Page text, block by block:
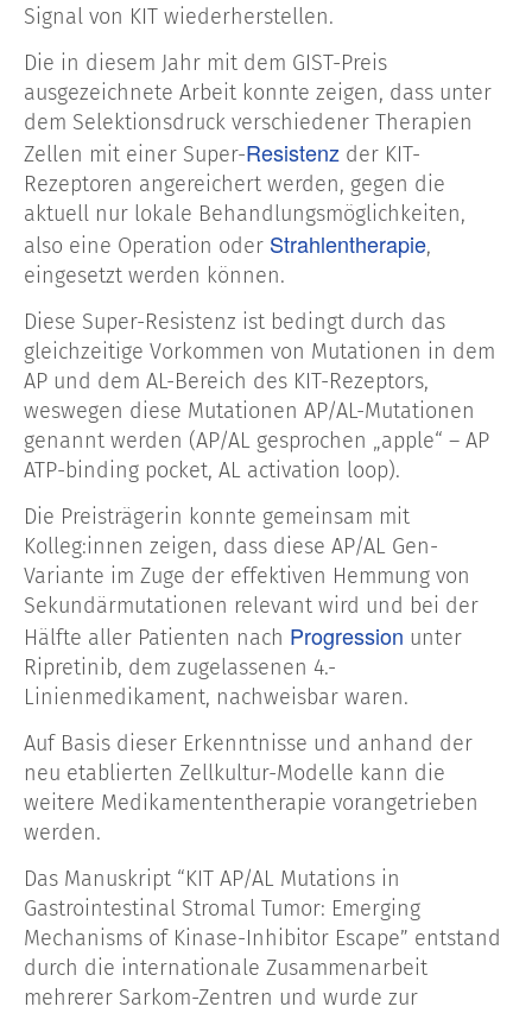
Signal von KIT wiederherstellen.
Die in diesem Jahr mit dem GIST-Preis
ausgezeichnete Arbeit konnte zeigen, dass unter
dem Selektionsdruck verschiedener Therapien
Zellen mit einer Super-Resistenz der KIT-
Rezeptoren angereichert werden, gegen die
aktuell nur lokale Behandlungsmöglichkeiten,
also eine Operation oder Strahlentherapie,
eingesetzt werden können.
Diese Super-Resistenz ist bedingt durch das
gleichzeitige Vorkommen von Mutationen in dem
AP und dem AL-Bereich des KIT-Rezeptors,
weswegen diese Mutationen AP/AL-Mutationen
genannt werden (AP/AL gesprochen „apple“ – AP
ATP-binding pocket, AL activation loop).
Die Preisträgerin konnte gemeinsam mit
Kolleg:innen zeigen, dass diese AP/AL Gen-
Variante im Zuge der effektiven Hemmung von
Sekundärmutationen relevant wird und bei der
Hälfte aller Patienten nach Progression unter
Ripretinib, dem zugelassenen 4.-
Linienmedikament, nachweisbar waren.
Auf Basis dieser Erkenntnisse und anhand der
neu etablierten Zellkultur-Modelle kann die
weitere Medikamententherapie vorangetrieben
werden.
Das Manuskript “KIT AP/AL Mutations in
Gastrointestinal Stromal Tumor: Emerging
Mechanisms of Kinase-Inhibitor Escape” entstand
durch die internationale Zusammenarbeit
mehrerer Sarkom-Zentren und wurde zur